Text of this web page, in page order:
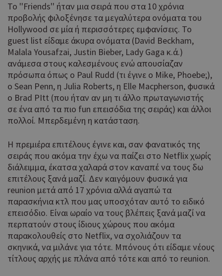
Το ''Friends'' ήταν μια σειρά που στα 10 χρόνια
προβολής φιλοξένησε τα μεγαλύτερα ονόματα του
Hollywood σε μία ή περισσότερες εμφανίσεις. Το
guest list είδαμε άκυρα ονόματα (David Beckham,
Malala Yousafzai, Justin Bieber, Lady Gaga κ.ά.)
ανάμεσα στους καλεσμένους ενώ απουσίαζαν
πρόσωπα όπως o Paul Rudd (τι έγινε ο Mike, Phoebe;),
o Sean Penn, η Julia Roberts, η Elle Macpherson, φυσικά
ο Brad PItt (που ήταν αν μη τι άλλο πρωταγωνιστής
σε ένα από τα πιο fun επεισόδια της σειράς) και άλλοι
πολλοί. Μπερδεμένη η κατάσταση.
Η πρεμιέρα επιτέλους έγινε και, σαν φανατικός της
σειράς που ακόμα την έχω να παίζει στο Netflix χωρίς
διάλειμμα, έκατσα χαλαρά στον καναπέ να τους δω
επιτέλους ξανά μαζί. Δεν καιγόμουν φυσικά για
reunion μετά από 17 χρόνια αλλά αγαπώ τα
παρασκήνια κτλ που μας υποσχόταν αυτό το ειδικό
επεισόδιο. Είναι ωραίο να τους βλέπεις ξανά μαζί να
περπατούν στους ίδιους χώρους που ακόμα
παρακολουθείς στο Netflix, να σχολιάζουν τα
σκηνικά, να μιλάνε για τότε. Μπόνους ότι είδαμε νέους
τίτλους αρχής με πλάνα από τότε και από το reunion.